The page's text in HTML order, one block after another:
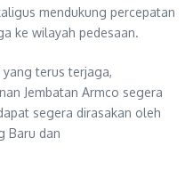
mendukung percepatan
ke wilayah pedesaan.
terus terjaga,
Jembatan Armco segera
segera dirasakan oleh
Baru dan